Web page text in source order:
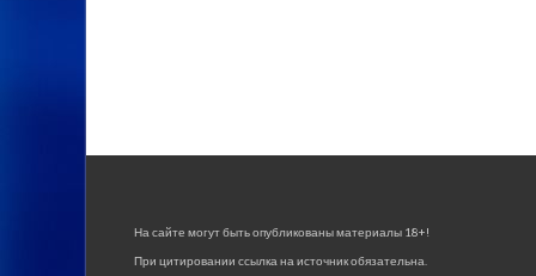
На сайте могут быть опубликованы материалы 18+!
При цитировании ссылка на источник обязательна.